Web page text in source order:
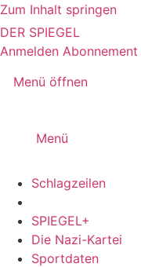
Zum Inhalt springen
DER SPIEGEL
Anmelden Abonnement
Menü öffnen
Menü
Schlagzeilen
SPIEGEL+
Die Nazi-Kartei
Sportdaten